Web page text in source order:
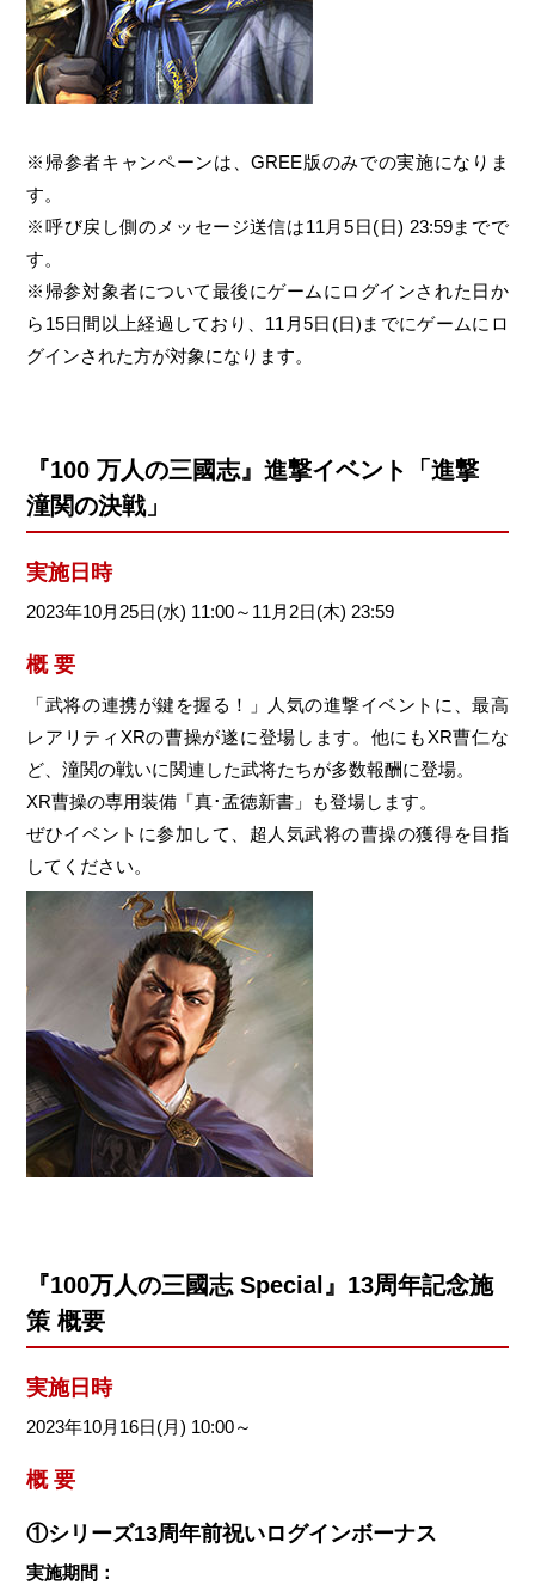
※帰参者キャンペーンは、GREE版のみでの実施になりま
す。
※呼び戻し側のメッセージ送信は11月5日(日) 23:59までで
す。
※帰参対象者について最後にゲームにログインされた日か
ら15日間以上経過しており、11月5日(日)までにゲームにロ
グインされた方が対象になります。
『100 万人の三國志』進撃イベント「進撃
潼関の決戦」
実施日時
2023年10月25日(水) 11:00～11月2日(木) 23:59
概 要
「武将の連携が鍵を握る！」人気の進撃イベントに、最高
レアリティXRの曹操が遂に登場します。他にもXR曹仁な
ど、潼関の戦いに関連した武将たちが多数報酬に登場。
XR曹操の専用装備「真･孟徳新書」も登場します。
ぜひイベントに参加して、超人気武将の曹操の獲得を目指
してください。
『100万人の三國志 Special』13周年記念施
策 概要
実施日時
2023年10月16日(月) 10:00～
概 要
①シリーズ13周年前祝いログインボーナス
実施期間：